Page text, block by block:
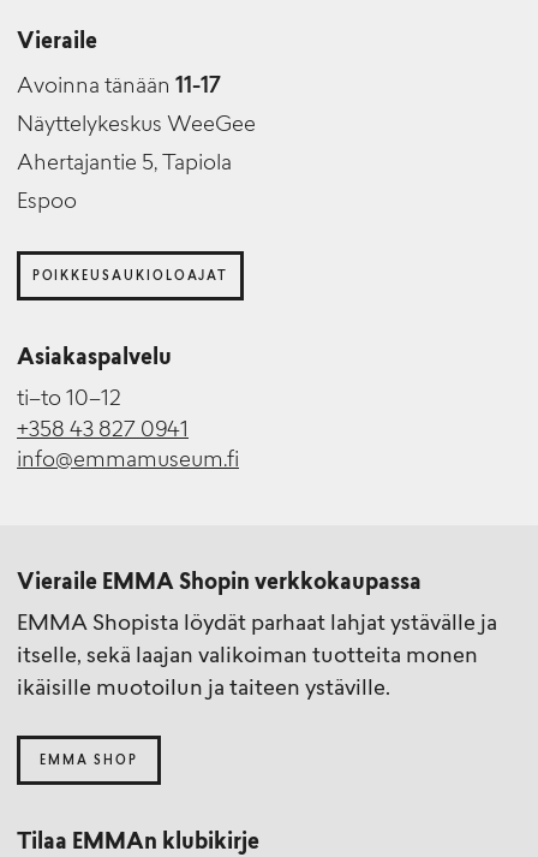
Vieraile
Avoinna tänään 11-17
Näyttelykeskus WeeGee
Ahertajantie 5, Tapiola
Espoo
POIKKEUSAUKIOLOAJAT
Asiakaspalvelu
ti–to 10–12
+358 43 827 0941
info@emmamuseum.fi
Vieraile EMMA Shopin verkkokaupassa
EMMA Shopista löydät parhaat lahjat ystävälle ja
itselle, sekä laajan valikoiman tuotteita monen
ikäisille muotoilun ja taiteen ystäville.
EMMA SHOP
Tilaa EMMAn klubikirje